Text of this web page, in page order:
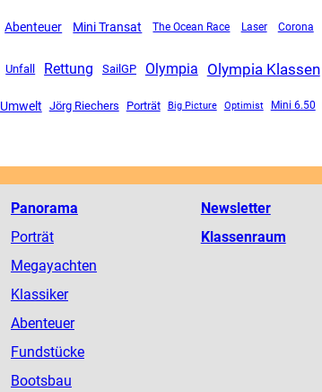
Abenteuer Mini Transat The Ocean Race Laser Corona
Unfall Rettung SailGP Olympia Olympia Klassen
Umwelt Jörg Riechers Porträt Big Picture Optimist Mini 6.50
Panorama
Porträt
Megayachten
Klassiker
Abenteuer
Fundstücke
Bootsbau
Newsletter
Klassenraum